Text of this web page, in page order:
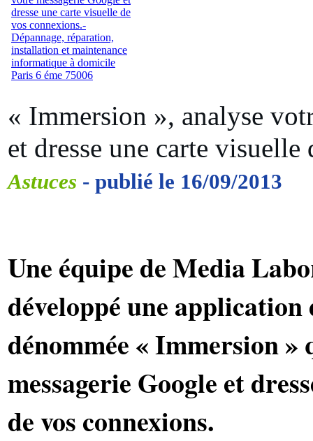
« Immersion », analyse
et dresse une carte
Astuces - publié le 16/09/2013
Une équipe de Media
développé une application
dénommée « Immersion »
messagerie Google et
de vos connexions.